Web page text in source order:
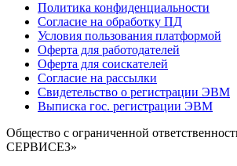
Политика конфиденциальности
Согласие на обработку ПД
Условия пользования платформой
Оферта для работодателей
Оферта для соискателей
Согласие на рассылки
Свидетельство о регистрации ЭВМ
Выписка гос. регистрации ЭВМ
Общество с ограниченной
СЕРВИСЕЗ»